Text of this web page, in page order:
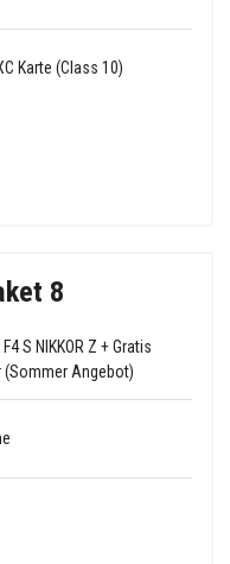
Karte (Class 10)
8
S NIKKOR Z + Gratis
(Sommer Angebot)